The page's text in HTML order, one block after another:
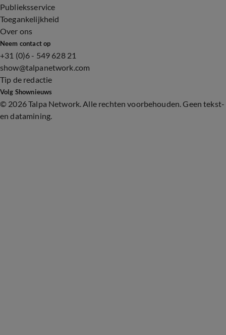
Publieksservice
Toegankelijkheid
Over ons
Neem contact op
+31 (0)6 - 549 628 21
show@talpanetwork.com
Tip de redactie
Volg Shownieuws
© 2026 Talpa Network. Alle rechten voorbehouden. Geen tekst-
en datamining.